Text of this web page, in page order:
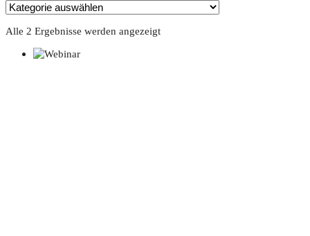
Alle 2 Ergebnisse werden angezeigt